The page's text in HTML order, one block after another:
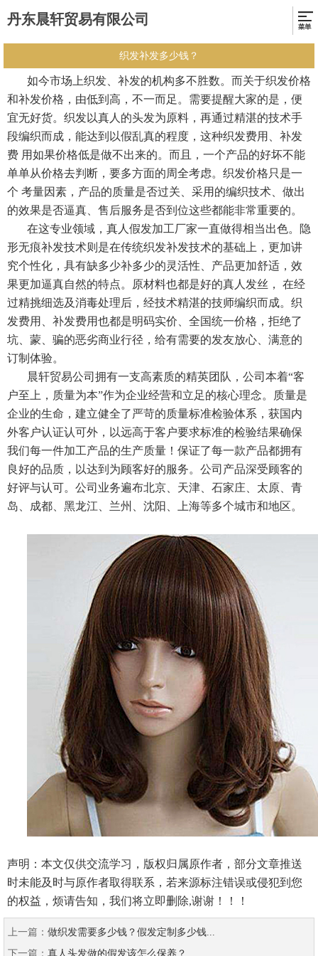
丹东晨轩贸易有限公司
织发补发多少钱？
如今市场上织发、补发的机构多不胜数。而关于织发价格
和补发价格，由低到高，不一而足。需要提醒大家的是，便
宜无好货。织发以真人的头发为原料，再通过精湛的技术手
段编织而成，能达到以假乱真的程度，这种织发费用、补发
费 用如果价格低是做不出来的。而且，一个产品的好坏不能
单单从价格去判断，要多方面的周全考虑。织发价格只是一
个 考量因素，产品的质量是否过关、采用的编织技术、做出
的效果是否逼真、售后服务是否到位这些都能非常重要的。
在这专业领域，真人假发加工厂家一直做得相当出色。隐
形无痕补发技术则是在传统织发补发技术的基础上，更加讲
究个性化，具有缺多少补多少的灵活性、产品更加舒适，效
果更加逼真自然的特点。原材料也都是好的真人发丝， 在经
过精挑细选及消毒处理后，经技术精湛的技师编织而成。织
发费用、补发费用也都是明码实价、全国统一价格，拒绝了
坑、蒙、骗的恶劣商业行径，给有需要的发友放心、满意的
订制体验。
晨轩贸易公司拥有一支高素质的精英团队，公司本着“客
户至上，质量为本”作为企业经营和立足的核心理念。质量是
企业的生命，建立健全了严苛的质量标准检验体系，获国内
外客户认证认可外，以远高于客户要求标准的检验结果确保
我们每一件加工产品的生产质量！保证了每一款产品都拥有
良好的品质，以达到为顾客好的服务。公司产品深受顾客的
好评与认可。公司业务遍布北京、天津、石家庄、太原、青
岛、成都、黑龙江、兰州、沈阳、上海等多个城市和地区。
声明：本文仅供交流学习，版权归属原作者，部分文章推送
时未能及时与原作者取得联系，若来源标注错误或侵犯到您
的权益，烦请告知，我们将立即删除,谢谢！！！
上一篇： 做织发需要多少钱？假发定制多少钱...
下一篇： 真人头发做的假发该怎么保养？...